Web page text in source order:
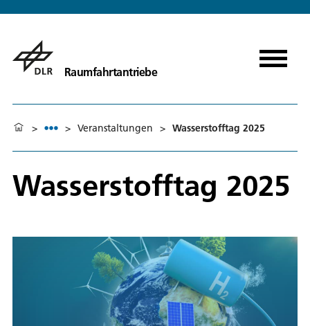
Raumfahrtantriebe
> > Veranstaltungen > Wasserstofftag 2025
Wasserstofftag 2025